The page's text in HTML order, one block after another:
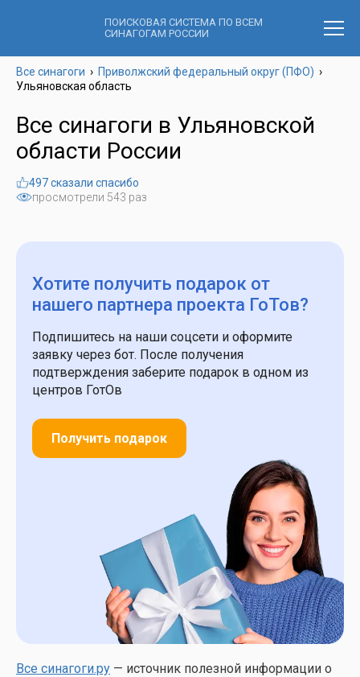
ПОИСКОВАЯ СИСТЕМА ПО ВСЕМ
СИНАГОГАМ РОССИИ
Все синагоги › Приволжский федеральный округ (ПФО) ›
Ульяновская область
Все синагоги в Ульяновской
области России
просмотрели 543 раз
497 сказали спасибо
Хотите получить подарок от
нашего партнера проекта ГоТов?
Подпишитесь на наши соцсети и оформите
заявку через бот. После получения
подтверждения заберите подарок в одном из
центров ГотОв
Получить подарок
Все синагоги.ру — источник полезной информации о